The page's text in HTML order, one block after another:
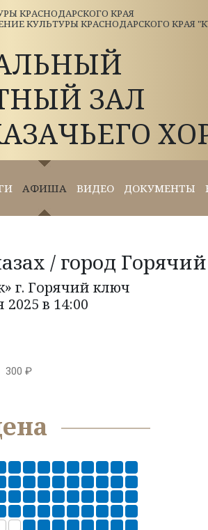
КРАСНОДАРСКОГО КРАЯ
КУЛЬТУРЫ КРАСНОДАРСКОГО КРАЯ
ЗАЛ
АФИША ВИДЕО ДОКУМЕНТЫ
/ город
г. Горячий ключ
2025 в 14:00
300 ₽